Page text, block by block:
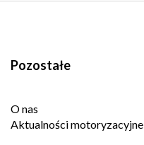
Pozostałe
O nas
Aktualności motoryzacyjne